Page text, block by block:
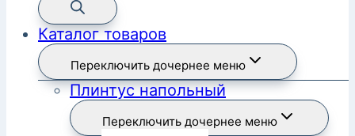
Каталог товаров
Переключить дочернее меню
Плинтус напольный
Переключить дочернее меню